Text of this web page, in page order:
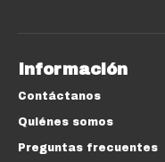
Información
Contáctanos
Quiénes somos
Preguntas frecuentes